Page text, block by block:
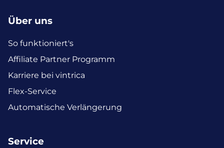
Über uns
So funktioniert's
Affiliate Partner Programm
Karriere bei vintrica
Flex-Service
Automatische Verlängerung
Service